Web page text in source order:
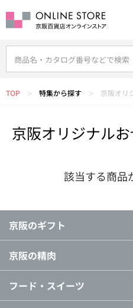
TOP ＞ 特集から探す ＞ 京阪オリ
京阪のギフト
京阪の精肉
フード・スイーツ
京阪オリジナル
該当する商品